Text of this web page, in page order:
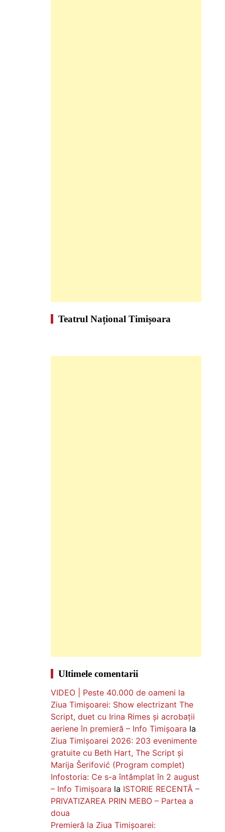
Teatrul Național Timișoara
Ultimele comentarii
VIDEO | Peste 40.000 de oameni la
Ziua Timișoarei: Show electrizant The
Script, duet cu Irina Rimes și acrobații
aeriene în premieră – Info Timișoara la
Ziua Timișoarei 2026: 203 evenimente
gratuite cu Beth Hart, The Script și
Marija Šerifović (Program complet)
Infostoria: Ce s-a întâmplat în 2 august
– Info Timișoara la ISTORIE RECENTĂ –
PRIVATIZAREA PRIN MEBO – Partea a
doua
Premieră la Ziua Timișoarei: